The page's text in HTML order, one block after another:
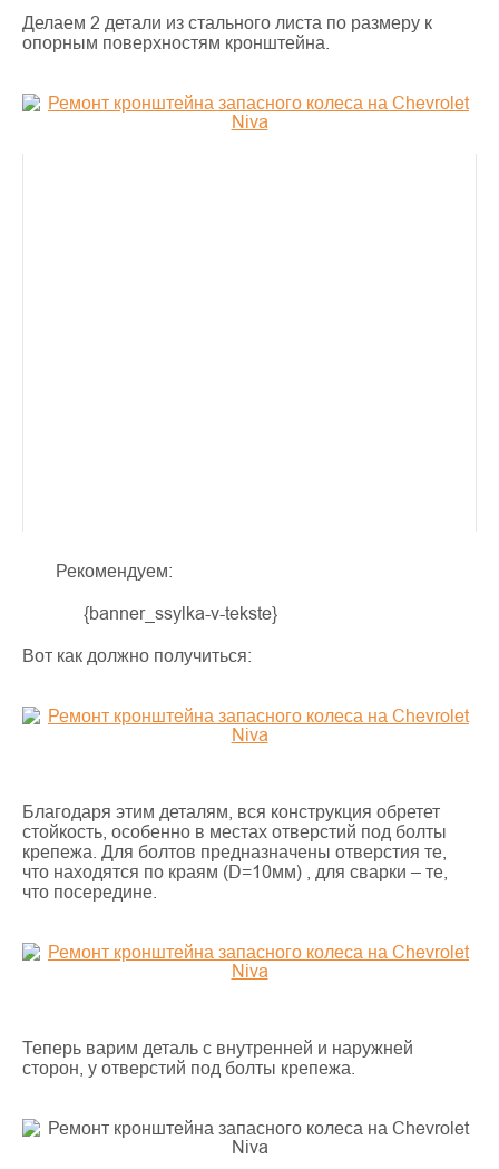
Делаем 2 детали из стального листа по размеру к
опорным поверхностям кронштейна.
Рекомендуем:
{banner_ssylka-v-tekste}
Вот как должно получиться:
Благодаря этим деталям, вся конструкция обретет
стойкость, особенно в местах отверстий под болты
крепежа. Для болтов предназначены отверстия те,
что находятся по краям (D=10мм) , для сварки – те,
что посередине.
Теперь варим деталь с внутренней и наружней
сторон, у отверстий под болты крепежа.